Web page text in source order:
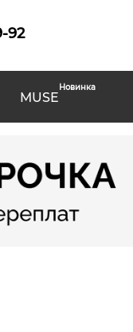
92
MUSE
Новинка